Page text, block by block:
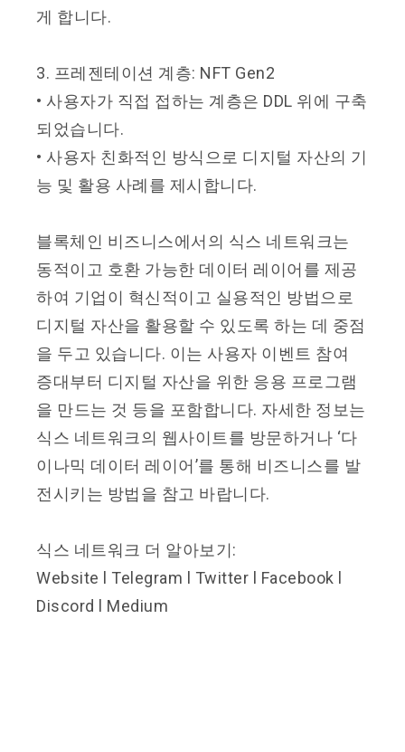
게 합니다.
3. 프레젠테이션 계층: NFT Gen2
• 사용자가 직접 접하는 계층은 DDL 위에 구축
되었습니다.
• 사용자 친화적인 방식으로 디지털 자산의 기
능 및 활용 사례를 제시합니다.
블록체인 비즈니스에서의 식스 네트워크는
동적이고 호환 가능한 데이터 레이어를 제공
하여 기업이 혁신적이고 실용적인 방법으로
디지털 자산을 활용할 수 있도록 하는 데 중점
을 두고 있습니다. 이는 사용자 이벤트 참여
증대부터 디지털 자산을 위한 응용 프로그램
을 만드는 것 등을 포함합니다. 자세한 정보는
식스 네트워크의 웹사이트를 방문하거나 ‘다
이나믹 데이터 레이어’를 통해 비즈니스를 발
전시키는 방법을 참고 바랍니다.
식스 네트워크 더 알아보기:
Website l Telegram l Twitter l Facebook l
Discord l Medium